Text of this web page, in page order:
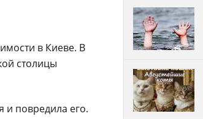
в Киеве. В
столицы
и повредила его.